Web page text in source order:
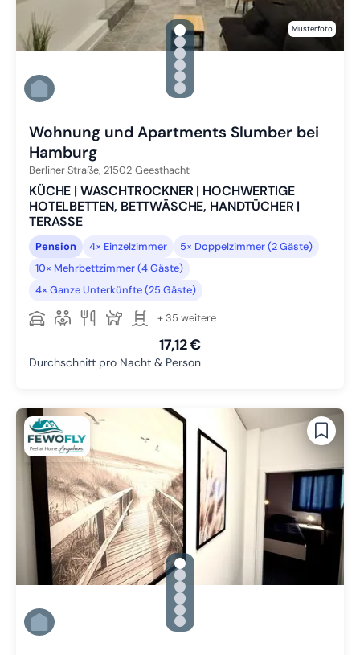
Musterfoto
gallery.slide_selector
Zu Slide 1 wechseln
Zu Slide 2 wechseln
Zu Slide 3 wechseln
Zu Slide 4 wechseln
Zu Slide 5 wechseln
Zu Slide 6 wechseln
Wohnung und Apartments Slumber bei
Hamburg
Berliner Straße, 21502 Geesthacht
KÜCHE | WASCHTROCKNER | HOCHWERTIGE
HOTELBETTEN, BETTWÄSCHE, HANDTÜCHER |
TERASSE
Pension 4× Einzelzimmer
5× Doppelzimmer (2 Gäste)
10× Mehrbettzimmer (4 Gäste)
4× Ganze Unterkünfte (25 Gäste)
+ 35 weitere
17,12 €
Durchschnitt pro Nacht & Person
gallery.slide_selector
Zu Slide 1 wechseln
Zu Slide 2 wechseln
Zu Slide 3 wechseln
Zu Slide 4 wechseln
Zu Slide 5 wechseln
Zu Slide 6 wechseln